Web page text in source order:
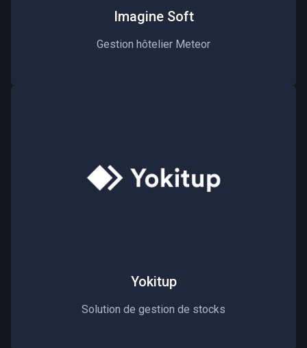
Imagine Soft
Gestion hôtelier Meteor
Yokitup
Solution de gestion de stocks